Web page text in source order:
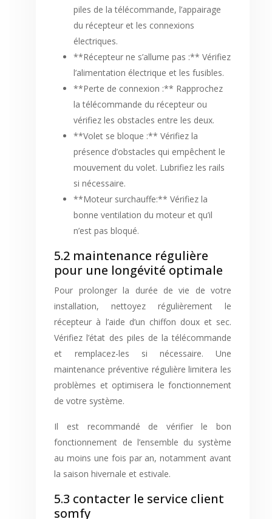
piles de la télécommande, l’appairage
du récepteur et les connexions
électriques.
**Récepteur ne s’allume pas :** Vérifiez
l’alimentation électrique et les fusibles.
**Perte de connexion :** Rapprochez
la télécommande du récepteur ou
vérifiez les obstacles entre les deux.
**Volet se bloque :** Vérifiez la
présence d’obstacles qui empêchent le
mouvement du volet. Lubrifiez les rails
si nécessaire.
**Moteur surchauffe:** Vérifiez la
bonne ventilation du moteur et qu’il
n’est pas bloqué.
5.2 maintenance régulière
pour une longévité optimale
Pour prolonger la durée de vie de votre
installation, nettoyez régulièrement le
récepteur à l’aide d’un chiffon doux et sec.
Vérifiez l’état des piles de la télécommande
et remplacez-les si nécessaire. Une
maintenance préventive régulière limitera les
problèmes et optimisera le fonctionnement
de votre système.
Il est recommandé de vérifier le bon
fonctionnement de l’ensemble du système
au moins une fois par an, notamment avant
la saison hivernale et estivale.
5.3 contacter le service client
somfy